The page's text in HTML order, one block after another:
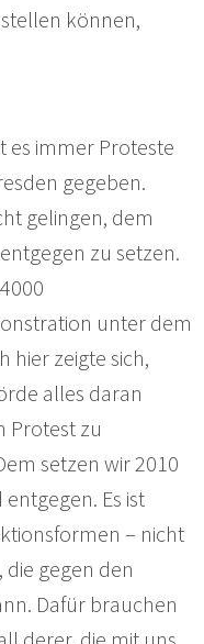
können,
es immer Proteste
gegeben.
gelingen, dem
zu setzen.
unter dem
hier zeigte sich,
alles daran
Protest zu
setzen wir 2010
Es ist
– nicht
gegen den
Dafür brauchen